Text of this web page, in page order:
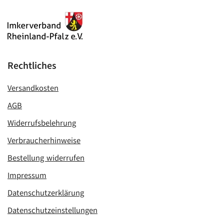
Rechtliches
Versandkosten
AGB
Widerrufsbelehrung
Verbraucherhinweise
Bestellung widerrufen
Impressum
Datenschutzerklärung
Datenschutzeinstellungen